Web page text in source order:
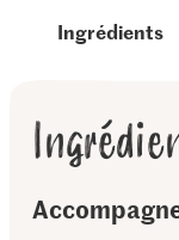
Ingrédients